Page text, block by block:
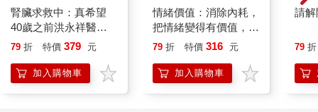
方法流傳下來：
他自美。黃州好豬肉，價賤如泥土。貴者不肯吃，貧者不解煮，
早晨起來打兩碗，飽得自家君莫管。
腎臟求救中：真希望
40歲之前洪永祥醫師
就告訴我這些事
79 折 特價 379 元
加入購物車
情緒價值：消除內耗，
把情緒變得有價值，跟
誰都能自在相處
79 折 特價 316 元
加入購物車
請解
79 折